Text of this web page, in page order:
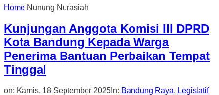
Home Nunung Nurasiah
Kunjungan Anggota Komisi III DPRD
Kota Bandung Kepada Warga
Penerima Bantuan Perbaikan Tempat
Tinggal
on: Kamis, 18 September 2025 In: Bandung Raya, Legislatif